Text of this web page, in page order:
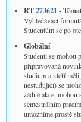
RT273621 -
Vyhledávací
Studentům se po
Globální­
Studenti se mohou
připravovaná
studium a kteří
nestudující) se
žádné akce, mohou
semestrálním
umožníme prostě